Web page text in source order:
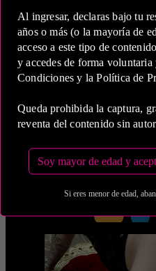
Al ingresar, declaras bajo tu
años o más (o la mayoría de
acceso a este tipo de
y accedes de forma
Condiciones y la Política de
Queda prohibida la captura,
reventa del contenido sin
Soy mayor de edad y
Si eres menor de edad,
5
COP
Estas tarifas incluyen
Medio